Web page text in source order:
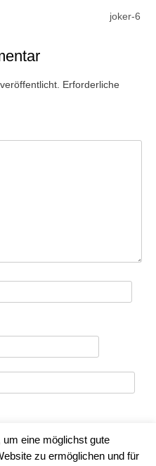
joker-6
Erforderliche
in diesem Browser für
eine möglichst gute
zu ermöglichen und für